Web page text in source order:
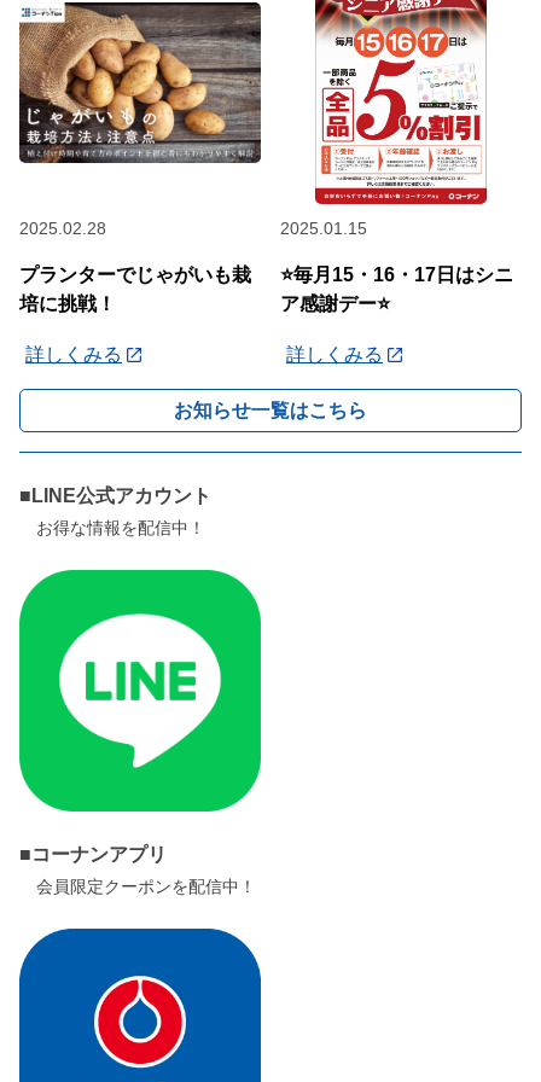
2025.02.28
プランターでじゃがいも栽
培に挑戦！
詳しくみる
2025.01.15
⭐毎月15・16・17日はシニ
ア感謝デー⭐
詳しくみる
お知らせ一覧はこちら
■LINE公式アカウント
お得な情報を配信中！
■コーナンアプリ
会員限定クーポンを配信中！